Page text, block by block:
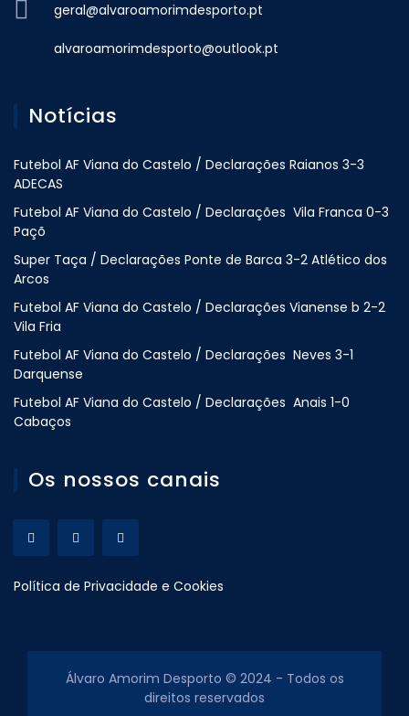
geral@alvaroamorimdesporto.pt
alvaroamorimdesporto@outlook.pt
Notícias
Futebol AF Viana do Castelo / Declarações Raianos 3-3
ADECAS
Futebol AF Viana do Castelo / Declarações Vila Franca 0-3
Paçõ
Super Taça / Declarações Ponte de Barca 3-2 Atlético dos
Arcos
Futebol AF Viana do Castelo / Declarações Vianense b 2-2
Vila Fria
Futebol AF Viana do Castelo / Declarações Neves 3-1
Darquense
Futebol AF Viana do Castelo / Declarações Anais 1-0
Cabaços
Os nossos canais
Política de Privacidade e Cookies
Álvaro Amorim Desporto © 2024 - Todos os
direitos reservados